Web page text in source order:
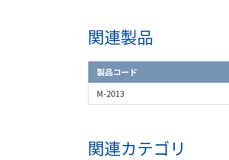
関連製品
製品コード
M-2013
関連カテゴリ